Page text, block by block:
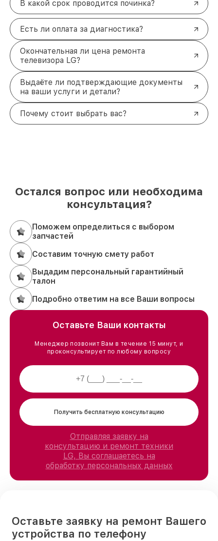
В какой срок проводится починка?
Есть ли оплата за диагностика?
Окончательная ли цена ремонта
телевизора LG?
Выдаёте ли подтверждающие документы
на ваши услуги и детали?
Почему стоит выбрать вас?
Остался вопрос или необходима
консультация?
Поможем определиться с выбором
запчастей
Составим точную смету работ
Выдадим персональный гарантийный
талон
Подробно ответим на все Ваши вопросы
Оставьте Ваши контакты
Менеджер позвонит Вам в течение 15 минут, и
проконсультирует по любому вопросу
Получить бесплатную консультацию
Отправляя заявку на
консультацию и ремонт техники
LG, Вы соглашаетесь на
обработку персональных данных
Оставьте заявку на ремонт Вашего
устройства по телефону